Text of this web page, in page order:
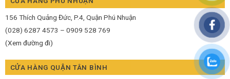
156 Thích Quảng Đức, P.4, Quận Phú Nhuận
(028) 6287 4573 – 0909 528 769
(Xem đường đi)
CỬA HÀNG QUẬN TÂN BÌNH